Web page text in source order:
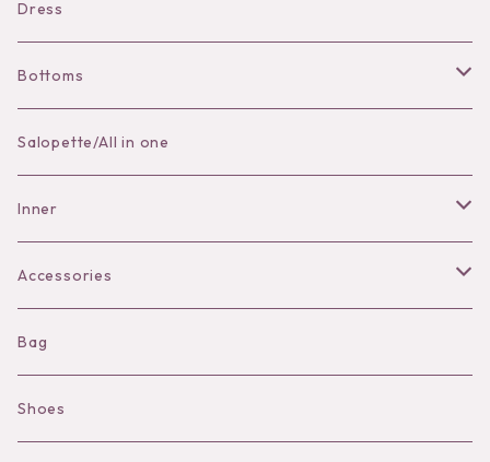
Dress
Bottoms
Skirt
Pants
Salopette/All in one
Inner
Bra
Shorts
Camisole
Accessories
Necklace
Pierce/Earring
Bag
Shoes